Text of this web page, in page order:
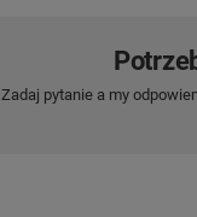
Zadaj pytanie a my